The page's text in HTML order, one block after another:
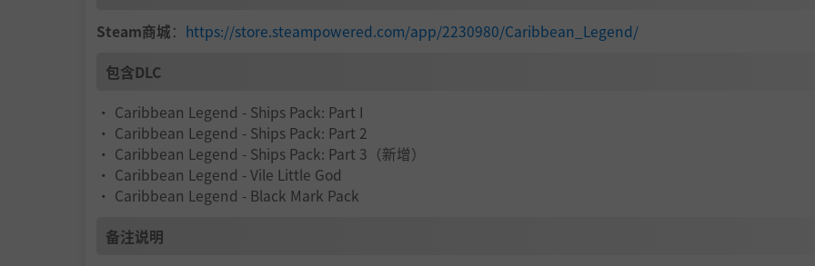
向、行动与同伴。征服新世界，否则它将反噬于你！
发现数十座岛屿与定居点。
建立属于自己的殖民地。
探索洞窟、金字塔、丛林、土著部落与失落之城。
造访酒馆、妓院、造船厂、教堂、要塞及其他趣味点。
Steam商城： https://store.steampowered.com/app/2230980/Caribbean_Legend/
包含DLC
• Caribbean Legend - Ships Pack: Part I
• Caribbean Legend - Ships Pack: Part 2
• Caribbean Legend - Ships Pack: Part 3（新增）
• Caribbean Legend - Vile Little God
• Caribbean Legend - Black Mark Pack
备注说明